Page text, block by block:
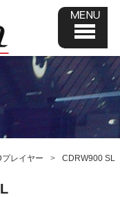
プレイヤー CDRW900 SL